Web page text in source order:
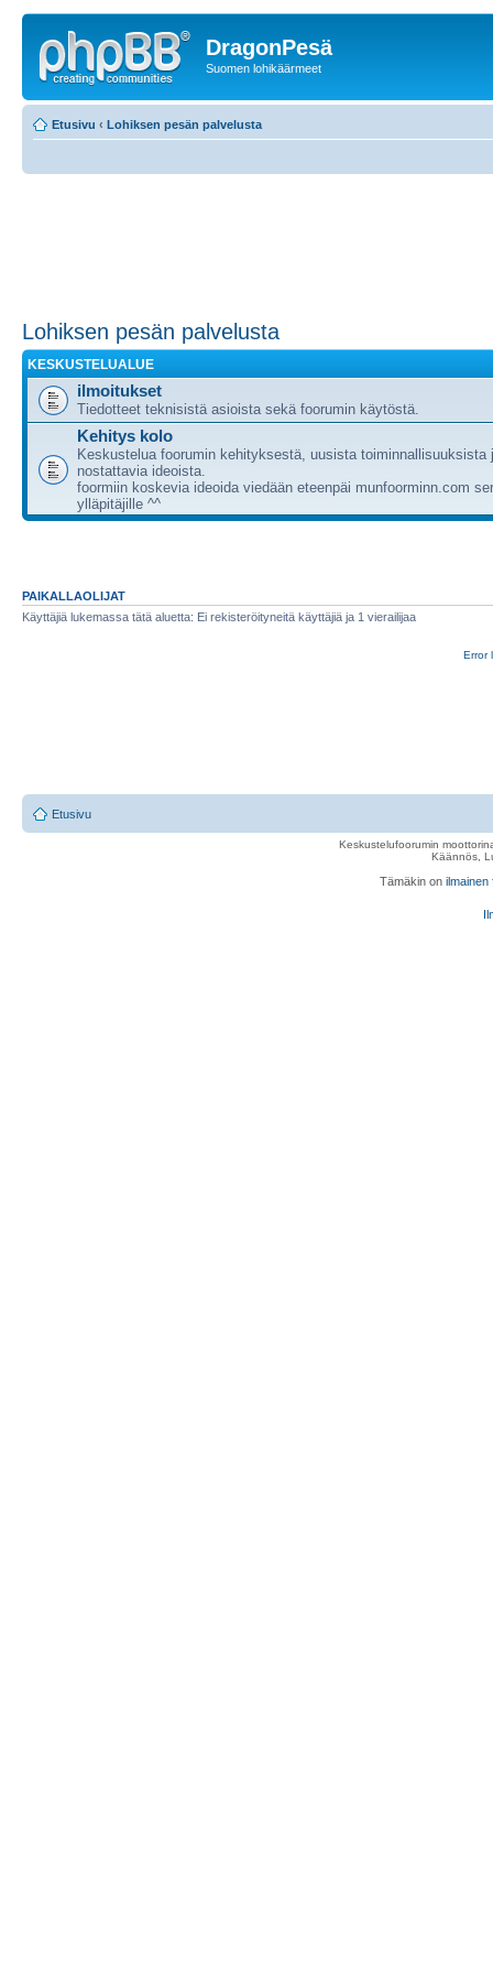
DragonPesä
Suomen lohikäärmeet
Etusivu ‹ Lohiksen pesän palvelusta
Lohiksen pesän palvelusta
KESKUSTELUALUE
ilmoitukset
Tiedotteet teknisistä asioista sekä foorumin käytöstä.
Kehitys kolo
Keskustelua foorumin kehityksestä, uusista toiminnallisuuksista
nostattavia ideoista.
foormiin koskevia ideoida viedään eteenpäi munfoorminn.com
ylläpitäjille ^^
PAIKALLAOLIJAT
Käyttäjiä lukemassa tätä aluetta: Ei rekisteröityneitä käyttäjiä ja 1 vierailijaa
Error
Etusivu
Keskustelufoorumin
Käännös,
Tämäkin on ilmainen